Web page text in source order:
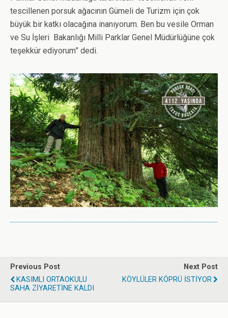
tescillenen porsuk ağacının Gümeli de Turizm için çok
büyük bir katkı olacağına inanıyorum. Ben bu vesile Orman
ve Su İşleri Bakanlığı Milli Parklar Genel Müdürlüğüne çok
teşekkür ediyorum” dedi.
Previous Post
KASIMLI ORTAOKULU
SAHA ZİYARETİNE KALDI
Next Post
KÖYLÜLER KÖPRÜ İSTİYOR